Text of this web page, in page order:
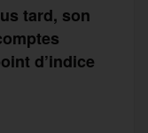
tard, son
d’indice